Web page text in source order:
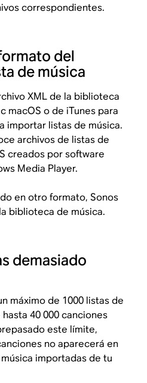
correspondientes.
del
de música
XML de la biblioteca
macOS o de iTunes para
importar listas de música.
archivos de listas de
creados por software
Media Player.
en otro formato, Sonos
biblioteca de música.
demasiado
máximo de 1000 listas de
40 000 canciones
este límite,
no aparecerá en
importadas de tu